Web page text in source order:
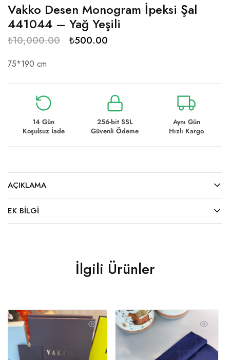
Vakko Desen Monogram İpeksi Şal
441044 – Yağ Yeşili
₺10,000.00 ₺500.00
75*190 cm
14 Gün
Koşulsuz İade
256-bit SSL
Güvenli Ödeme
Aynı Gün
Hızlı Kargo
AÇIKLAMA
EK BILGI
İlgili Ürünler